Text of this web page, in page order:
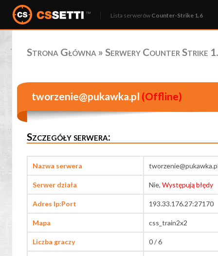
Lista serwerów Counter-Strike 1.6
Strona Główna » Serwery Counter Strike
tworzenie@pukawka.pl (Offline)
Szczegóły serwera:
Nazwa serwera
Serwer działa Nie, Występują błędy
Adres Ip:Port 193.33.176.27:27170
Mapa css_train2x2
Liczba graczy 0 / 6